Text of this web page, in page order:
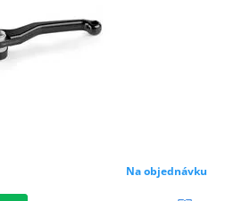
Na objednávku